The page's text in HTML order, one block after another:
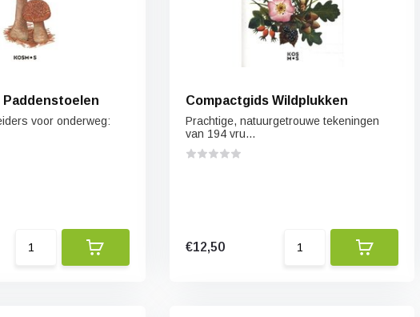
voor onderweg:
Compactgids Wildplukken
Prachtige, natuurgetrouwe tekeningen
van 194 vru...
€12,50